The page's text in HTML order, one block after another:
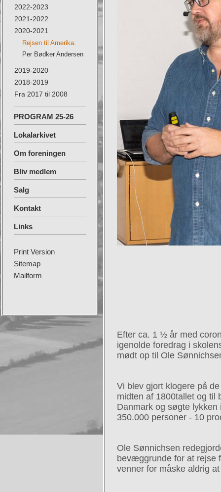
2022-2023
2021-2022
2020-2021
Rejsen til Amerika.
Per Bødker Andersen
2019-2020
2018-2019
Fra 2017 til 2008
PROGRAM 25-26
Lokalarkivet
Om foreningen
Bliv medlem
Salg
Kontakt
Links
Print Version
Sitemap
Mailform
Efter ca. 1 ½ år med
igenolde foredrag i
mødt op til Ole
Vi blev gjort klogere på
midten af 1800tallet og til
Danmark og søgte
350.000 personer - 10
Ole Sønnichsen
bevæggrunde for at rejse
venner for måske aldrig